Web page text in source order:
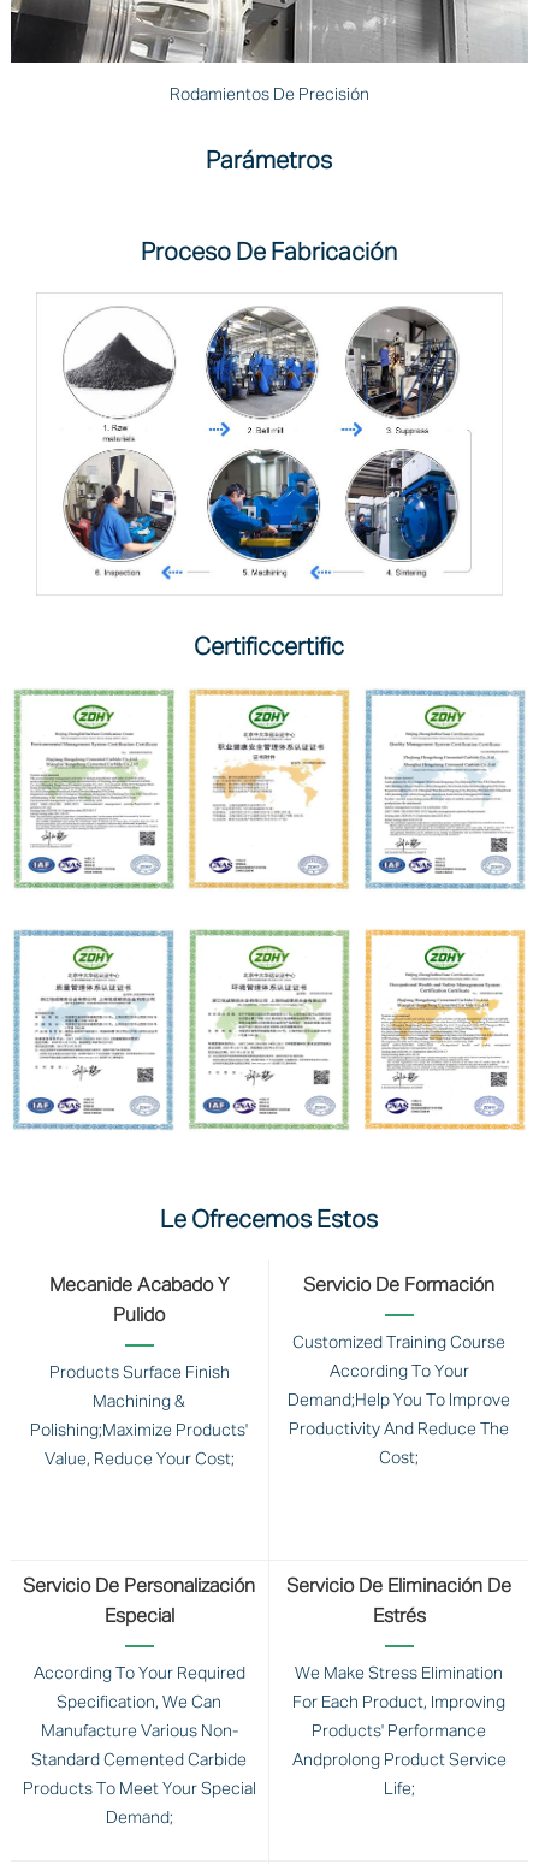
Rodamientos De Precisión
Parámetros
Proceso De Fabricación
Certificcertific
Le Ofrecemos Estos
Mecanide Acabado Y
Pulido
Products Surface Finish
Machining &
Polishing;Maximize Products'
Value, Reduce Your Cost;
Servicio De Formación
Customized Training Course
According To Your
Demand;Help You To Improve
Productivity And Reduce The
Cost;
Servicio De Personalización
Especial
According To Your Required
Specification, We Can
Manufacture Various Non-
Standard Cemented Carbide
Products To Meet Your Special
Demand;
Servicio De Eliminación De
Estrés
We Make Stress Elimination
For Each Product, Improving
Products' Performance
Andprolong Product Service
Life;